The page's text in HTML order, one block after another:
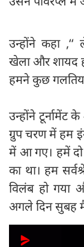
उन्होंने कहा
खेला और शायद
हमने कुछ
उन्होंने टूर्नामेंट
ग्रुप चरण में हम
में आ गए। हमें दो
का था। हम
विलंब हो गया
अगले दिन सुबह